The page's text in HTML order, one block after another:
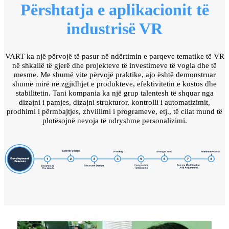
Përshtatja e aplikacionit të
industrisë VR
VART ka një përvojë të pasur në ndërtimin e parqeve tematike të VR
në shkallë të gjerë dhe projekteve të investimeve të vogla dhe të
mesme. Me shumë vite përvojë praktike, ajo është demonstruar
shumë mirë në zgjidhjet e produkteve, efektivitetin e kostos dhe
stabilitetin. Tani kompania ka një grup talentesh të shquar nga
dizajni i pamjes, dizajni strukturor, kontrolli i automatizimit,
prodhimi i përmbajtjes, zhvillimi i programeve, etj., të cilat mund të
plotësojnë nevoja të ndryshme personalizimi.